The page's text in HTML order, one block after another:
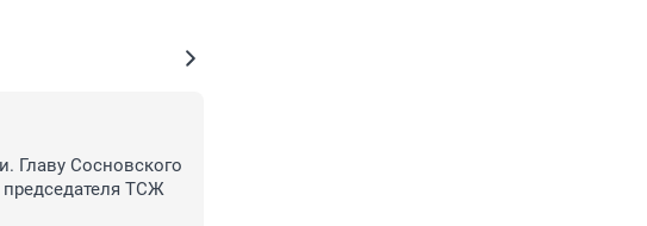
Главу Сосновского
ТСЖ